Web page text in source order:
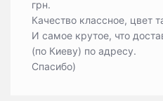
грн.
Качество классное, цвет
И самое крутое, что
(по Киеву) по адресу.
Спасибо)